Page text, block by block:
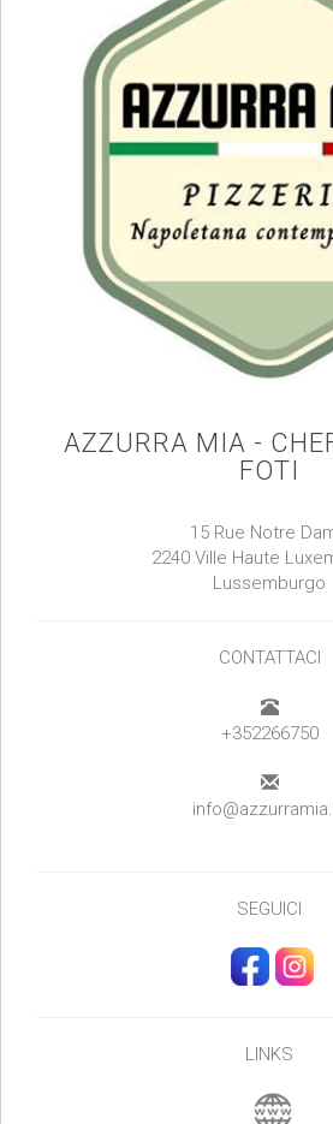
AZZURRA MIA -
FOTI
15 Rue Notre
2240 Ville Haute
Lussemburgo
CONTATTACI
+352266750
SEGUICI
LINKS